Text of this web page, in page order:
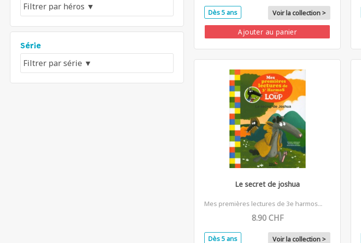
Série
Dès 5 ans Voir la collection >
Ajouter au panier
Le secret de joshua
Mes premières lectures de 3e harmos...
8.90 CHF
Dès 5 ans Voir la collection >